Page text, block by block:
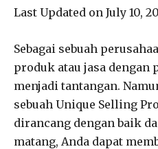
Last Updated on July 10,
Sebagai sebuah
produk atau jasa dengan
menjadi tantangan.
sebuah Unique Selling
dirancang dengan baik
matang, Anda dapat